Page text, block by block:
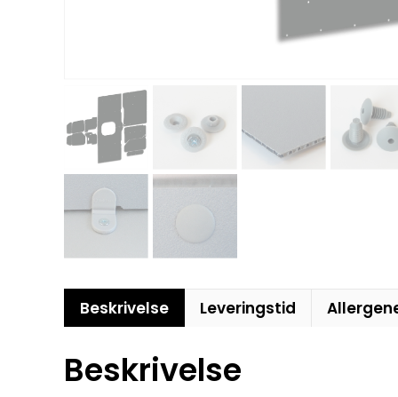
Beskrivelse Leveringstid
Beskrivelse